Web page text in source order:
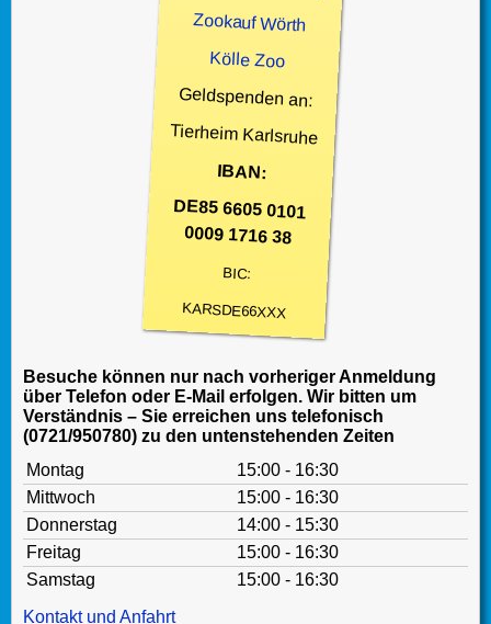
Zookauf Wörth
Kölle Zoo
Geldspenden an:
Tierheim Karlsruhe
IBAN:
DE85 6605 0101
0009 1716 38
BIC:
KARSDE66XXX
Besuche können nur nach vorheriger Anmeldung
über Telefon oder E-Mail erfolgen. Wir bitten um
Verständnis – Sie erreichen uns telefonisch
(0721/950780) zu den untenstehenden Zeiten
Montag
15:00 - 16:30
Mittwoch
15:00 - 16:30
Donnerstag
14:00 - 15:30
Freitag
15:00 - 16:30
Samstag
15:00 - 16:30
Kontakt und Anfahrt